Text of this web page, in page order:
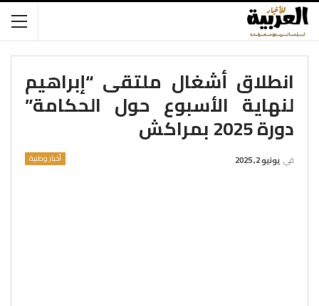
انطلاق أشغال ملتقى “إبراهيم
لنهاية الأسبوع حول الحكامة”
دورة 2025 بمراكش
أخبار وطنية في يونيو 2, 2025